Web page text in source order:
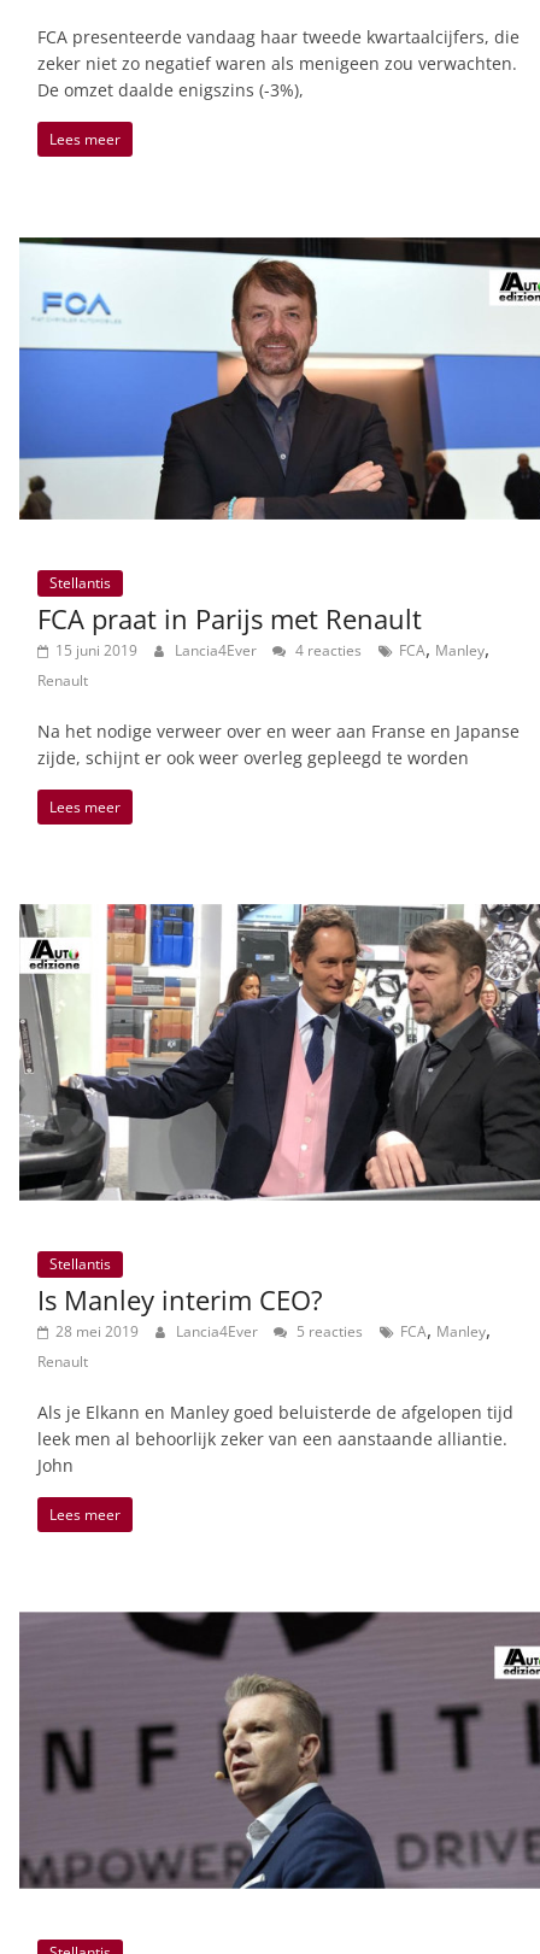
FCA presenteerde vandaag haar tweede kwartaalcijfers, die
zeker niet zo negatief waren als menigeen zou verwachten.
De omzet daalde enigszins (-3%),
Lees meer
Stellantis
FCA praat in Parijs met Renault
15 juni 2019 Lancia4Ever 4 reacties FCA, Manley,
Renault
Na het nodige verweer over en weer aan Franse en Japanse
zijde, schijnt er ook weer overleg gepleegd te worden
Lees meer
Stellantis
Is Manley interim CEO?
28 mei 2019 Lancia4Ever 5 reacties FCA, Manley,
Renault
Als je Elkann en Manley goed beluisterde de afgelopen tijd
leek men al behoorlijk zeker van een aanstaande alliantie.
John
Lees meer